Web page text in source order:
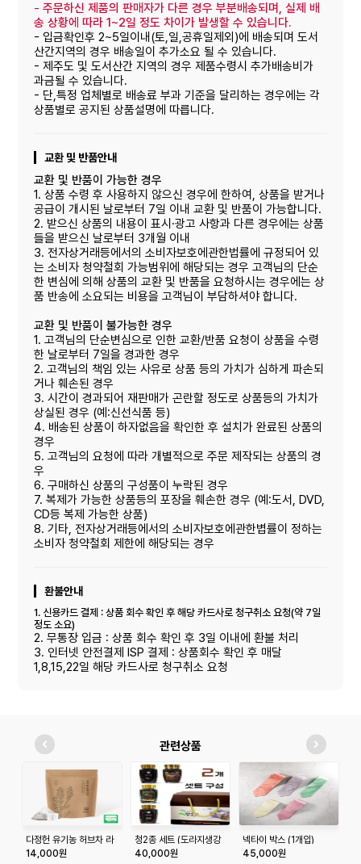
-주문하신 제품의 판매자가 다른 경우 부분배송되며, 실제 배
송 상황에 따라 1~2일 정도 차이가 발생할 수 있습니다.
- 입금확인후 2~5일이내(토,일,공휴일제외)에 배송되며 도서
산간지역의 경우 배송일이 추가소요 될 수 있습니다.
- 제주도 및 도서산간 지역의 경우 제품수령시 추가배송비가
과금될 수 있습니다.
- 단,특정 업체별로 배송료 부과 기준을 달리하는 경우에는 각
상품별로 공지된 상품설명에 따릅니다.
교환 및 반품안내
교환 및 반품이 가능한 경우
1. 상품 수령 후 사용하지 않으신 경우에 한하여, 상품을 받거나
공급이 개시된 날로부터 7일 이내 교환 및 반품이 가능합니다.
2. 받으신 상품의 내용이 표시·광고 사항과 다른 경우에는 상품
들을 받으신 날로부터 3개월 이내
3. 전자상거래등에서의 소비자보호에관한법률에 규정되어 있
는 소비자 청약철회 가능범위에 해당되는 경우 고객님의 단순
한 변심에 의해 상품의 교환 및 반품을 요청하시는 경우에는 상
품 반송에 소요되는 비용을 고객님이 부담하셔야 합니다.
교환 및 반품이 불가능한 경우
1. 고객님의 단순변심으로 인한 교환/반품 요청이 상품을 수령
한 날로부터 7일을 경과한 경우
2. 고객님의 책임 있는 사유로 상품 등의 가치가 심하게 파손되
거나 훼손된 경우
3. 시간이 경과되어 재판매가 곤란할 정도로 상품등의 가치가
상실된 경우 (예:신선식품 등)
4. 배송된 상품이 하자없음을 확인한 후 설치가 완료된 상품의
경우
5. 고객님의 요청에 따라 개별적으로 주문 제작되는 상품의 경
우
6. 구매하신 상품의 구성품이 누락된 경우
7. 복제가 가능한 상품등의 포장을 훼손한 경우 (예:도서, DVD,
CD등 복제 가능한 상품)
8. 기타, 전자상거래등에서의 소비자보호에관한볍률이 정하는
소비자 청약철회 제한에 해당되는 경우
환불안내
1. 신용카드 결제 : 상품 회수 확인 후 해당 카드사로 청구취소 요청(약 7일
정도 소요)
2. 무통장 입금 : 상품 회수 확인 후 3일 이내에 환불 처리
3. 인터넷 안전결제 ISP 결제 : 상품회수 확인 후 매달
1,8,15,22일 해당 카드사로 청구취소 요청
관련상품
다정헌 유기농 허브차 라
벤더 20티백+20티백
14,000원
청2종 세트 (도라지생강
청, 도라지청, 생각나는생
40,000원
넥타이 박스 (1개입)
45,000원